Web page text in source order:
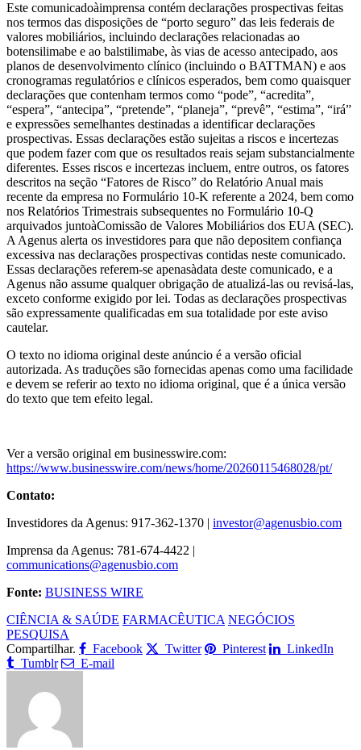
Este comunicadoàimprensa contém declarações prospectivas feitas
nos termos das disposições de “porto seguro” das leis federais de
valores mobiliários, incluindo declarações relacionadas ao
botensilimabe e ao balstilimabe, às vias de acesso antecipado, aos
planos de desenvolvimento clínico (incluindo o BATTMAN) e aos
cronogramas regulatórios e clínicos esperados, bem como quaisquer
declarações que contenham termos como “pode”, “acredita”,
“espera”, “antecipa”, “pretende”, “planeja”, “prevê”, “estima”, “irá”
e expressões semelhantes destinadas a identificar declarações
prospectivas. Essas declarações estão sujeitas a riscos e incertezas
que podem fazer com que os resultados reais sejam substancialmente
diferentes. Esses riscos e incertezas incluem, entre outros, os fatores
descritos na seção “Fatores de Risco” do Relatório Anual mais
recente da empresa no Formulário 10-K referente a 2024, bem como
nos Relatórios Trimestrais subsequentes no Formulário 10-Q
arquivados juntoàComissão de Valores Mobiliários dos EUA (SEC).
A Agenus alerta os investidores para que não depositem confiança
excessiva nas declarações prospectivas contidas neste comunicado.
Essas declarações referem-se apenasàdata deste comunicado, e a
Agenus não assume qualquer obrigação de atualizá-las ou revisá-las,
exceto conforme exigido por lei. Todas as declarações prospectivas
são expressamente qualificadas em sua totalidade por este aviso
cautelar.
O texto no idioma original deste anúncio é a versão oficial
autorizada. As traduções são fornecidas apenas como uma facilidade
e devem se referir ao texto no idioma original, que é a única versão
do texto que tem efeito legal.
Ver a versão original em businesswire.com:
https://www.businesswire.com/news/home/20260115468028/pt/
Contato:
Investidores da Agenus: 917-362-1370 | investor@agenusbio.com
Imprensa da Agenus: 781-674-4422 |
communications@agenusbio.com
Fonte: BUSINESS WIRE
CIÊNCIA & SAÚDE FARMACÊUTICA NEGÓCIOS
PESQUISA
Compartilhar.
Facebook Twitter Pinterest
LinkedIn
Tumblr
E-mail